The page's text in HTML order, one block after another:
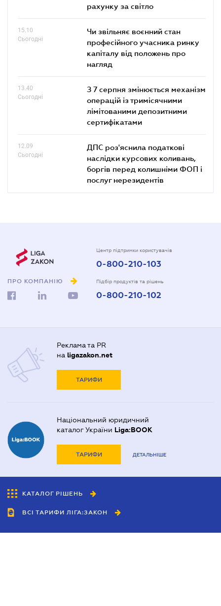
рахунку за світло
15.10
Сьогодні
Чи звільняє воєнний стан
професійного учасника ринку
капіталу від положень про
нагляд
13.40
Сьогодні
З 7 серпня змінюється механізм
операцій із тримісячними
лімітованими депозитними
сертифікатами
12.09
Сьогодні
ДПС роз'яснила податкові
наслідки курсових коливань,
боргів перед колишніми ФОП і
послуг нерезидентів
ПРО КОМПАНІЮ
Центр підтримки користувачів
0-800-210-103
Підбір продуктів та рішень
0-800-210-102
Реклама та PR
на ligazakon.net
ТАРИФИ
Національний юридичний
каталог України Liga:BOOK
ТАРИФИ ДЕТАЛЬНІШЕ
КАТАЛОГ РІШЕНЬ
ВСІ ТАРИФИ ЛІГА:ЗАКОН